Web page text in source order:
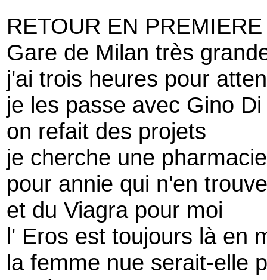
RETOUR EN
Gare de Milan très
j'ai trois heures pour
je les passe avec Gino
on refait des projets
je cherche une
pour annie qui n'en
et du Viagra pour moi
l' Eros est toujours là en
la femme nue serait-elle